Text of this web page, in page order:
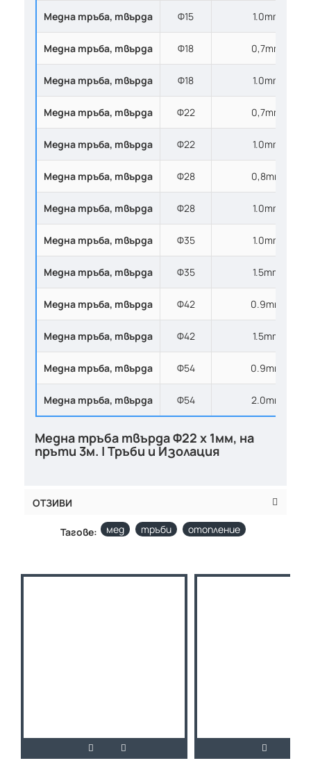
Медна тръба, твърдa Ф15 1.0mm
Медна тръба, твърдa Ф18 0,7mm
Медна тръба, твърдa Ф18 1.0mm
Медна тръба, твърдa Ф22 0,7mm
Медна тръба, твърдa Ф22 1.0mm
Медна тръба, твърдa Ф28 0,8mm
Медна тръба, твърдa Ф28 1.0mm
Медна тръба, твърдa Ф35 1.0mm
Медна тръба, твърдa Ф35 1.5mm
Медна тръба, твърдa Ф42 0.9mm
Медна тръба, твърдa Ф42 1.5mm
Медна тръба, твърдa Ф54 0.9mm
Медна тръба, твърдa Ф54 2.0mm
Медна тръба твърда Ф22 х 1мм, на
пръти 3м. | Тръби и Изолация
ОТЗИВИ
Тагове: мед тръби отопление